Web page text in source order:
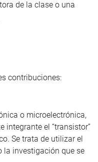
de la clase o una
contribuciones:
o microelectrónica,
integrante el “transistor”
Se trata de utilizar el
la investigación que se